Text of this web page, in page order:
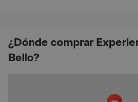
¿Dónde comprar
Bello?